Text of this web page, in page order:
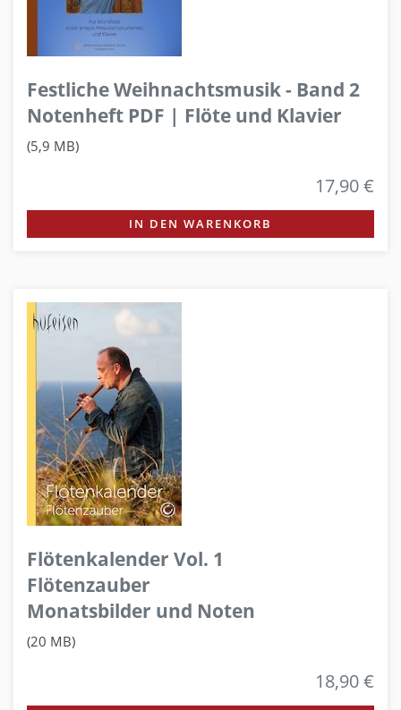
Festliche Weihnachtsmusik - Band 2
Notenheft PDF | Flöte und Klavier
(5,9 MB)
17,90 €
IN DEN WARENKORB
Flötenkalender Vol. 1
Flötenzauber
Monatsbilder und Noten
(20 MB)
18,90 €